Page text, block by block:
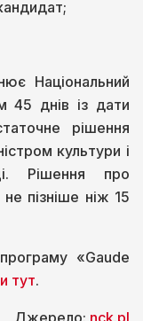
Національний
45 днів із дати
рішення
культури і
Рішення про
пізніше ніж 15
«Gaude
тут.